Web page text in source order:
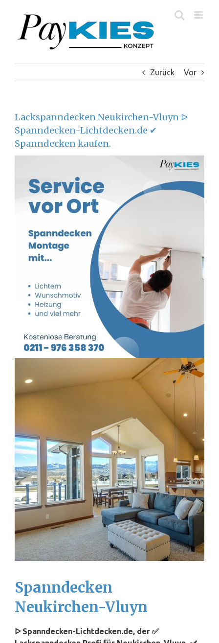
springen
Zurück Vor
Lackspanndecken Neukirchen-Vluyn ᐅ
Spanndecken-Lichtdecken.de ✔
Spanndecken kaufen.
Spanndecken
Neukirchen-Vluyn
ᐅ Spanndecken-Lichtdecken.de, der ✅